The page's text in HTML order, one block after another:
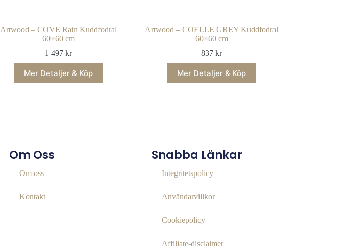
Artwood – COVE Rain Kuddfodral
60×60 cm
1 497kr
Mer Detaljer & Köp
Artwood – COELLE GREY Kuddfodral
60×60 cm
837kr
Mer Detaljer & Köp
Om Oss
Om oss
Kontakt
Snabba Länkar
Integritetspolicy
Användarvillkor
Cookiepolicy
Affiliate‑disclaimer